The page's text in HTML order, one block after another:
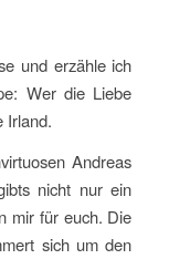
und erzähle ich
Wer die Liebe
Irland.
Andreas
nicht nur ein
mir für euch. Die
sich um den